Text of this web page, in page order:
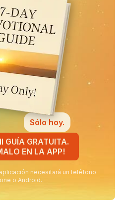
Sólo hoy.
GUÍA GRATUITA.
EN LA APP!
necesitará un teléfono
o Android.